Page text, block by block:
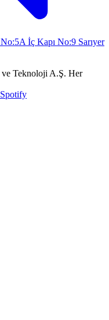
İç Kapı No:9 Sarıyer
Teknoloji A.Ş. Her
Spotify